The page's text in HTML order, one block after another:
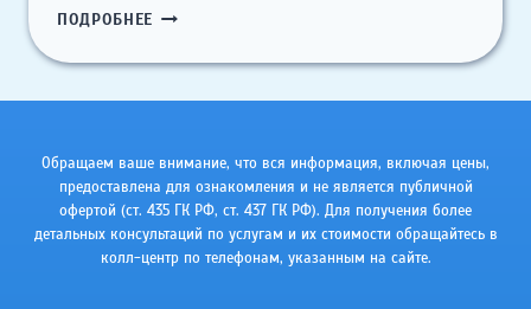
ПОДРОБНЕЕ ЛЕЧЕНИЕ
Обращаем ваше внимание, что вся информация, включая цены,
предоставлена для ознакомления и не является публичной
офертой (ст. 435 ГК РФ, cт. 437 ГК РФ). Для получения более
детальных консультаций по услугам и их стоимости обращайтесь в
колл-центр по телефонам, указанным на сайте.